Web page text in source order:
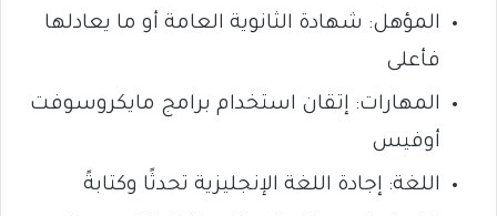
المؤهل: شهادة الثانوية العامة أو ما يعادلها
فأعلى
المهارات: إتقان استخدام برامج مايكروسوفت
أوفيس
اللغة: إجادة اللغة الإنجليزية تحدثًا وكتابةً